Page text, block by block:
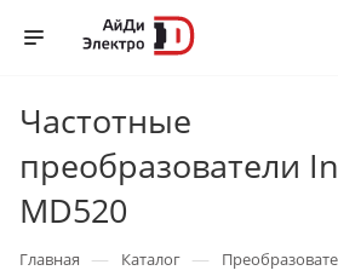
Частотные
преобразователи
MD520
Главная — Каталог —